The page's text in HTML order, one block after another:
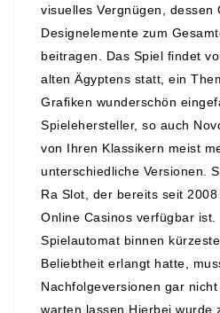
visuelles Vergnügen, dessen
Designelemente zum
beitragen. Das Spiel findet
alten Ägyptens statt, ein
Grafiken wunderschön
Spielehersteller, so auch
von Ihren Klassikern meist
unterschiedliche Versionen.
Ra Slot, der bereits seit
Online Casinos verfügbar ist.
Spielautomat binnen
Beliebtheit erlangt hatte,
Nachfolgeversionen gar
warten lassen.Hierbei wurde